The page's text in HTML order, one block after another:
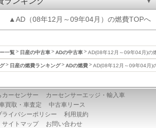
▲AD（08年12月～09年04月）の燃費TOPへ
一覧 日産の中古車 ADの中古車 AD(08年12月～09年04月)の
日産の燃費ランキング ADの燃費 AD(08年12月～09年04月)
ーセンサー
カーセンサーエッジ・輸入車
買取・車査定
中古車リース
ライバシーポリシー
利用規約
サイトマップ
お問い合わせ